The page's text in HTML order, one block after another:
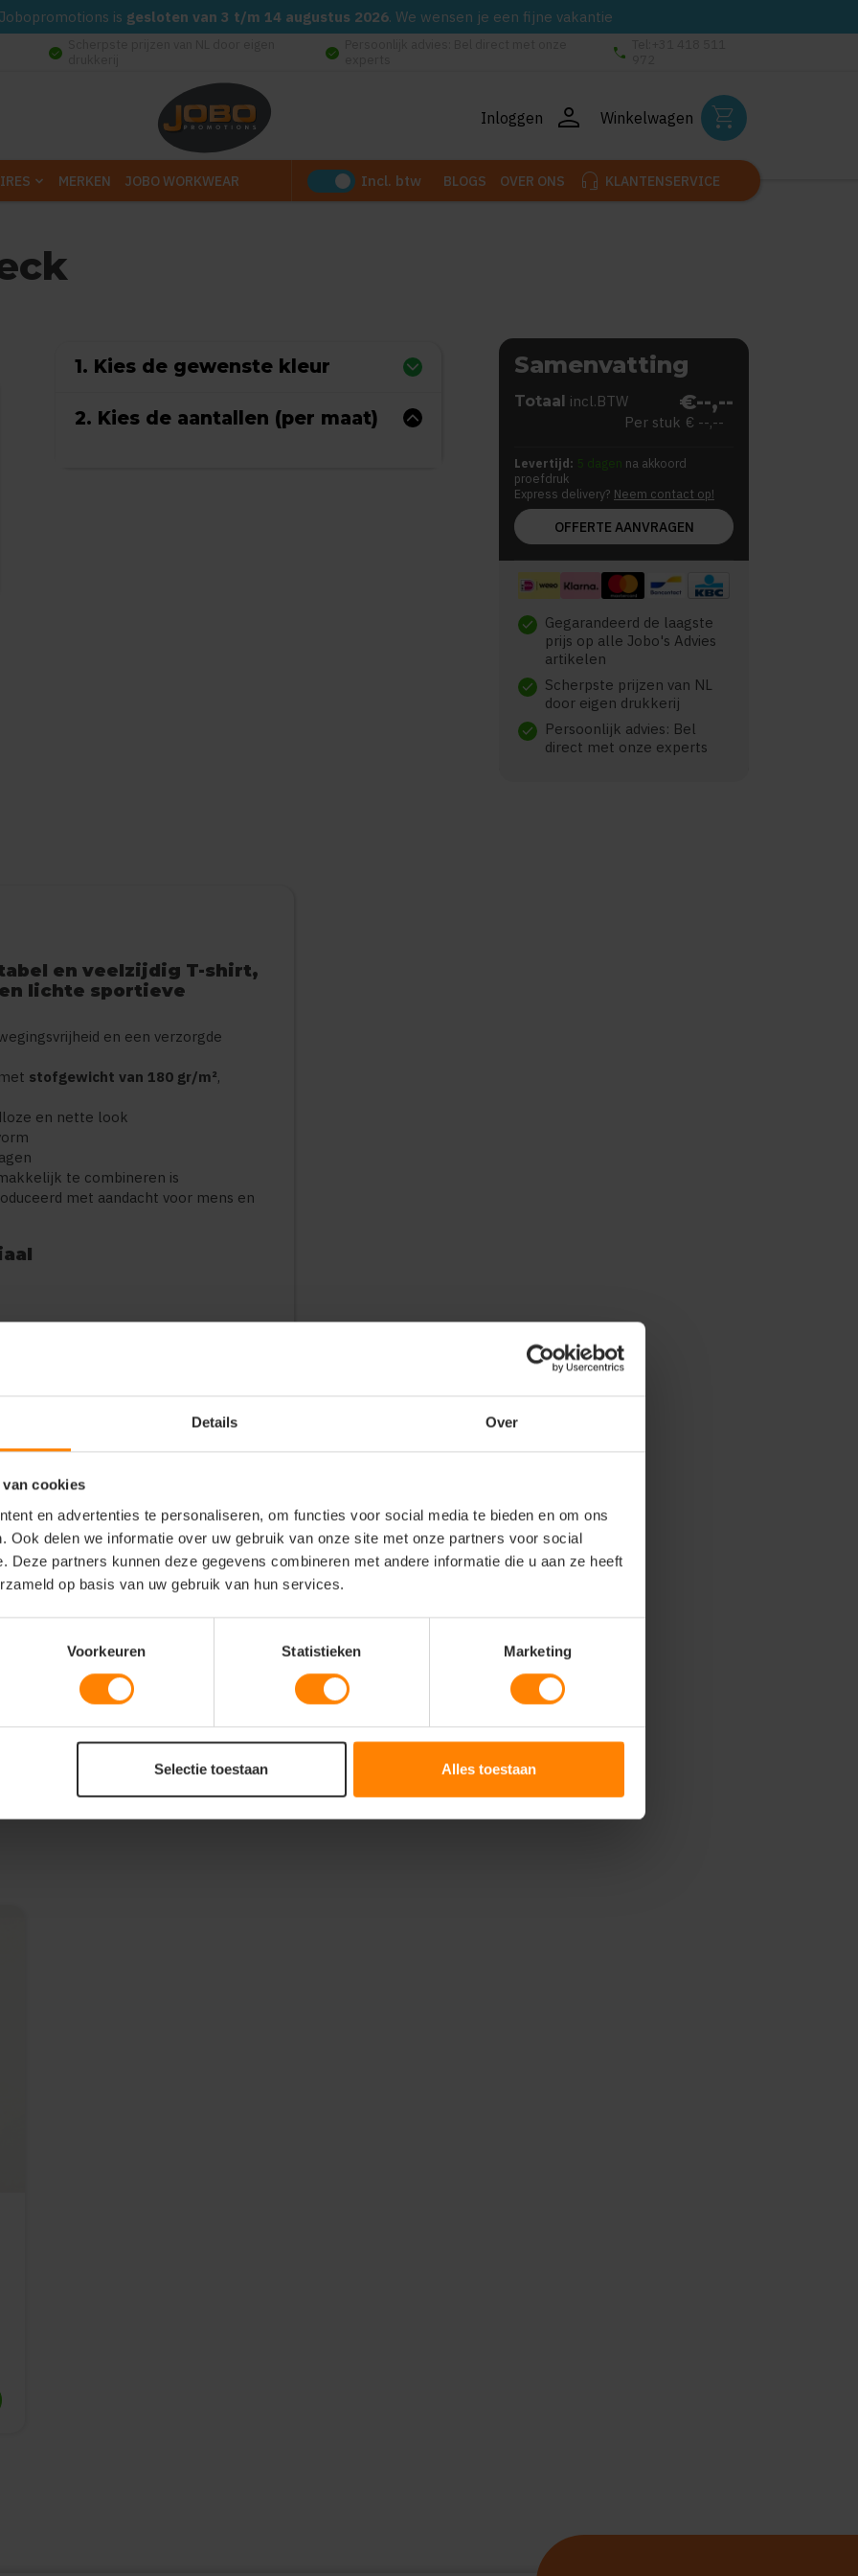
Details Over
van cookies
en advertenties te personaliseren, om functies voor social media te bieden en om ons
Ook delen we informatie over uw gebruik van onze site met onze partners voor social
Deze partners kunnen deze gegevens combineren met andere informatie die u aan ze heeft
op basis van uw gebruik van hun services.
Voorkeuren Statistieken Marketing
Selectie toestaan Alles toestaan
is gesloten van 3 t/m 14 augustus 2026. We wensen je een fijne vakantie
check_circle check_circle phone
Inloggen person Winkelwagen shopping_cart
MERKEN JOBO WORKWEAR Incl. btw BLOGS OVER ONS headset_mic KLANTENSERVICE
1. Kies de gewenste kleur
2. Kies de aantallen (per maat)
Samenvatting
Totaal incl.BTW €--,--
Per stuk € --,--
Levertijd: 5 dagen na akkoord
proefdruk
Express delivery? Neem contact op!
OFFERTE AANVRAGEN
check Gegarandeerd de laagste
prijs op alle Jobo's Advies
artikelen
check Scherpste prijzen van NL
door eigen drukkerij
check
Persoonlijk advies: Bel
direct met onze experts
en veelzijdig T-shirt,
lichte sportieve
en een verzorgde
met stofgewicht van 180 gr/m²,
en nette look
te combineren is
met aandacht voor mens en
en duurzaam geproduceerd
activiteiten
look
Oeko-Tex en Amfori certificeringen